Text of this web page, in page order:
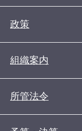
政策
組織案内
所管法令